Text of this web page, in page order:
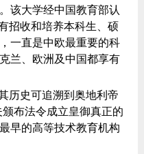
该大学经中国教育部认
招收和培养本科生、硕
一直是中欧最重要的科
兰、欧洲及中国都享有
历史可追溯到奥地利帝
颁布法令成立皇御真正的
早的高等技术教育机构